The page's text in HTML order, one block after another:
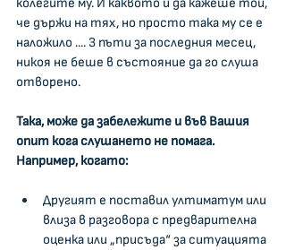
колегите му. И каквото и да кажеше той,
че държи на тях, но просто така му се е
наложило .... 3 пъти за последния месец,
никоя не беше в състояние да го слуша
отворено.
Така, може да забележите и във Вашия
опит кога слушането не помага.
Например, когато:
Другият е поставил ултиматум или
влиза в разговора с предварителна
оценка или „присъда“ за ситуацията